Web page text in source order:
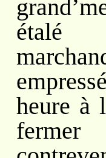
heure à